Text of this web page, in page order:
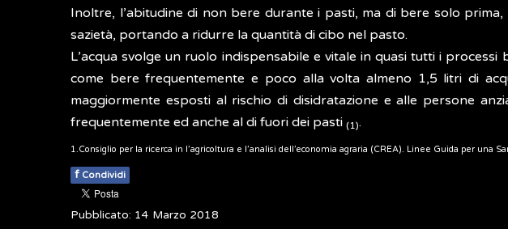
Inoltre, l’abitudine di non bere durante i pasti, ma di bere solo
sazietà, portando a ridurre la quantità di cibo nel pasto.
L’acqua svolge un ruolo indispensabile e vitale in quasi tutti i
come bere frequentemente e poco alla volta almeno 1,5 litri di
maggiormente esposti al rischio di disidratazione e alle persone
frequentemente ed anche al di fuori dei pasti (1).
1.Consiglio per la ricerca in l’agricoltura e l’analisi dell’economia agraria (CREA). Linee Guida per una
f Condividi
Pubblicato: 14 Marzo 2018